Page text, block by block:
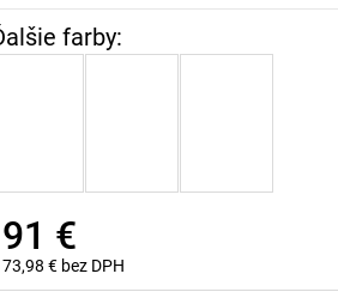
91 €
73,98 € bez DPH
Jednotková